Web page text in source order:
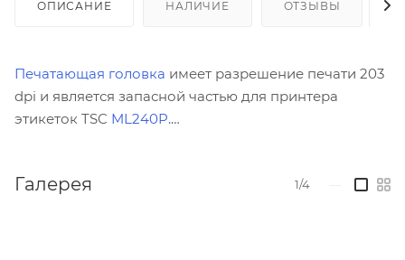
ОПИСАНИЕ НАЛИЧИЕ ОТЗЫВЫ
Печатающая головка имеет разрешение печати 203
dpi и является запасной частью для принтера
этикеток TSC ML240P.
Галерея 1/4